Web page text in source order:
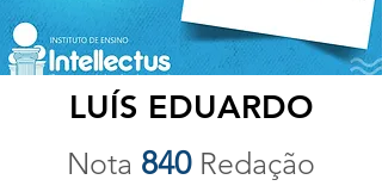
LUÍS EDUARDO
Nota 840 Redação